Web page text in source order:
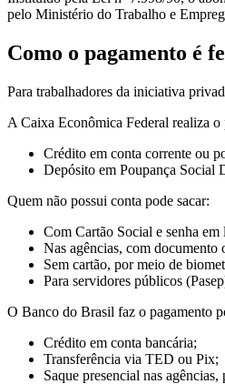
pelo Ministério do Trabalho e
Como o pagamento é
Para trabalhadores da iniciativa
A Caixa Econômica Federal realiza
Crédito em conta corrente ou
Depósito em Poupança Social
Quem não possui conta pode sacar:
Com Cartão Social e senha
Nas agências, com
Sem cartão, por meio de
Para servidores públicos
O Banco do Brasil faz o pagamento
Crédito em conta bancária;
Transferência via TED ou Pix;
Saque presencial nas